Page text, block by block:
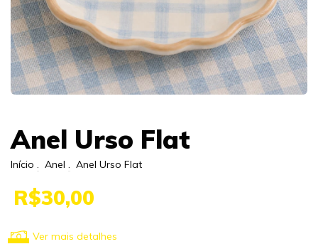
Anel Urso Flat
Início . Anel . Anel Urso Flat
R$30,00
Ver mais detalhes